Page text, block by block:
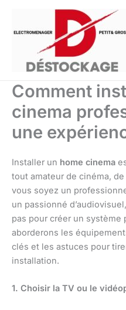
contenu
Comment
cinema
une
Installer un home cinema
tout amateur de cinéma,
vous soyez un
un passionné
pas pour créer un
aborderons les
clés et les astuces pour
installation.
1. Choisir la TV ou le